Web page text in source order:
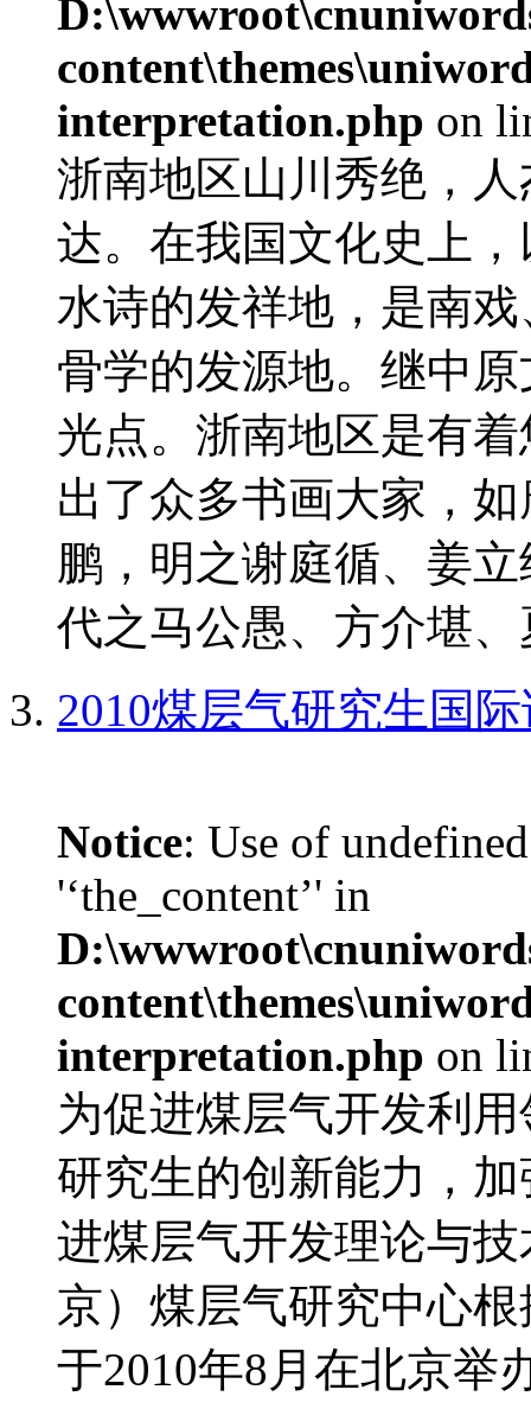
interpretation.php on
浙南地区山川秀绝，
达。在我国文化史上
水诗的发祥地，是南
骨学的发源地。继中
光点。浙南地区是有
出了众多书画大家，
鹏，明之谢庭循、姜
代之马公愚、方介堪
2010煤层气研究生国
Notice: Use of
'‘the_content’' in
interpretation.php on
为促进煤层气开发利
研究生的创新能力，
进煤层气开发理论与
京）煤层气研究中心
于2010年8月在北京举